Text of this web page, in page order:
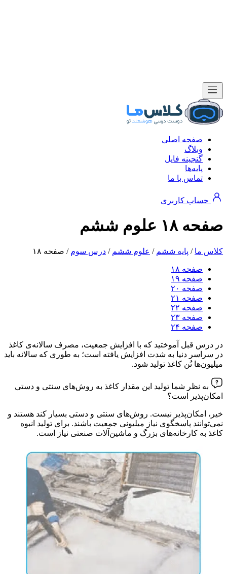
صفحه اصلی
وبلاگ
گنجینه فایل
پایه‌ها
تماس با ما
حساب کاربری
صفحه ۱۸ علوم ششم
کلاس ما / پایه ششم / علوم ششم / درس سوم / صفحه ۱۸
صفحه ۱۸
صفحه ۱۹
صفحه ۲۰
صفحه ۲۱
صفحه ۲۲
صفحه ۲۳
صفحه ۲۴
در درس قبل آموختید که با افزایش جمعیت، مصرف سالانه‌ی کاغذ
در سراسر دنیا به شدت افزایش یافته است؛ به طوری که سالانه باید
میلیون‌ها تُن کاغذ تولید شود.
به نظر شما تولید این مقدار کاغذ به روش‌های سنتی و دستی
امکان‌پذیر است؟
خیر، امکان‌پذیر نیست. روش‌های سنتی و دستی بسیار کند هستند و
نمی‌توانند پاسخگوی نیاز میلیونی جمعیت باشند. برای تولید انبوه
کاغذ به کارخانه‌های بزرگ و ماشین‌آلات صنعتی نیاز است.